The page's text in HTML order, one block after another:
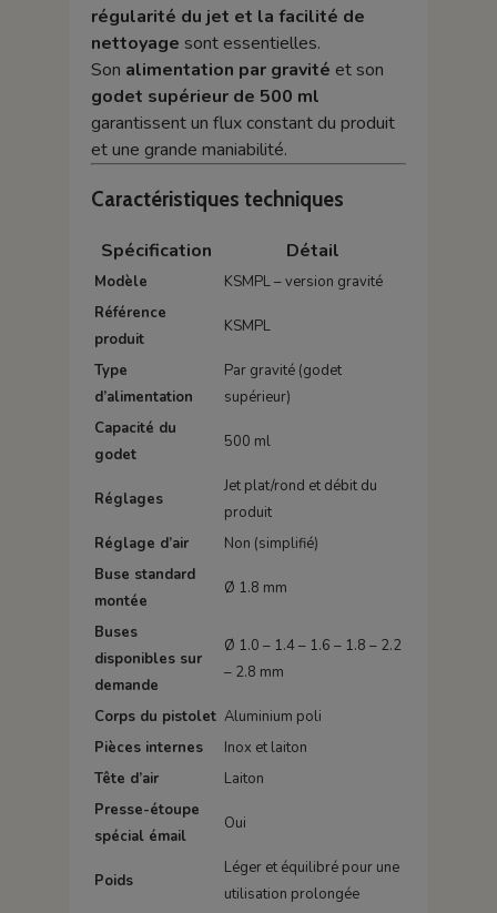
régularité du jet et la facilité de
nettoyage sont essentielles.
Son alimentation par gravité et son
godet supérieur de 500 ml
garantissent un flux constant du produit
et une grande maniabilité.
Caractéristiques techniques
Spécification Détail
Modèle
KSMPL – version gravité
Référence
produit
KSMPL
Type
d’alimentation
Par gravité (godet
supérieur)
Capacité du
godet
500 ml
Réglages
Jet plat/rond et débit du
produit
Réglage d’air
Non (simplifié)
Buse standard
montée
Ø 1.8 mm
Buses
disponibles sur
demande
Ø 1.0 – 1.4 – 1.6 – 1.8 – 2.2
– 2.8 mm
Corps du pistolet Aluminium poli
Pièces internes
Inox et laiton
Tête d’air
Laiton
Presse-étoupe
spécial émail
Oui
Poids
Léger et équilibré pour une
utilisation prolongée